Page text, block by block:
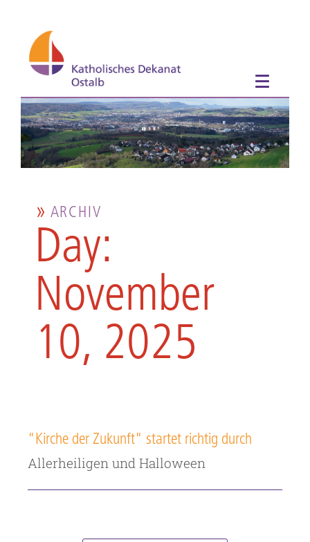
ARCHIV
Day:
November
10, 2025
"Kirche der Zukunft" startet richtig durch
Allerheiligen und Halloween